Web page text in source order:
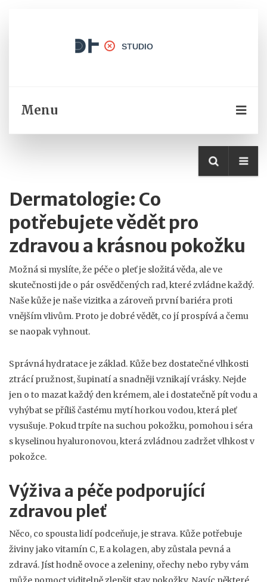
Menu
Dermatologie: Co
potřebujete vědět pro
zdravou a krásnou pokožku
Možná si myslíte, že péče o pleť je složitá věda, ale ve
skutečnosti jde o pár osvědčených rad, které zvládne každý.
Naše kůže je naše vizitka a zároveň první bariéra proti
vnějším vlivům. Proto je dobré vědět, co jí prospívá a čemu
se naopak vyhnout.
Správná hydratace je základ. Kůže bez dostatečné vlhkosti
ztrácí pružnost, šupinatí a snadněji vznikají vrásky. Nejde
jen o to mazat každý den krémem, ale i dostatečně pít vodu a
vyhýbat se příliš častému mytí horkou vodou, která pleť
vysušuje. Pokud trpíte na suchou pokožku, pomohou i séra
s kyselinou hyaluronovou, která zvládnou zadržet vlhkost v
pokožce.
Výživa a péče podporující
zdravou pleť
Něco, co spousta lidí podceňuje, je strava. Kůže potřebuje
živiny jako vitamín C, E a kolagen, aby zůstala pevná a
zdravá. Jíst hodně ovoce a zeleniny, ořechy nebo ryby vám